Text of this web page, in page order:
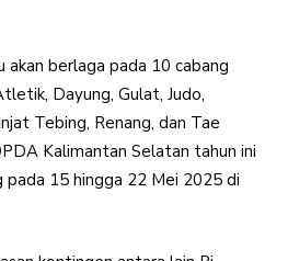
akan berlaga pada 10 cabang
Dayung, Gulat, Judo,
Tebing, Renang, dan Tae
Kalimantan Selatan tahun ini
pada 15 hingga 22 Mei 2025 di